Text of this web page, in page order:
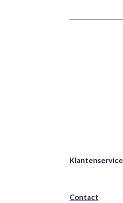
Klantenservice
Contact